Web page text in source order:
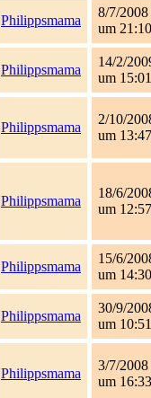
Philippsmama
8/7/2008
um 21:10
Philippsmama
14/2/
um 15:01
Philippsmama
2/10/
um 13:47
Philippsmama
18/6/
um 12:57
Philippsmama
15/6/
um 14:30
Philippsmama
30/9/
um 10:51
Philippsmama
3/7/2008
um 16:33